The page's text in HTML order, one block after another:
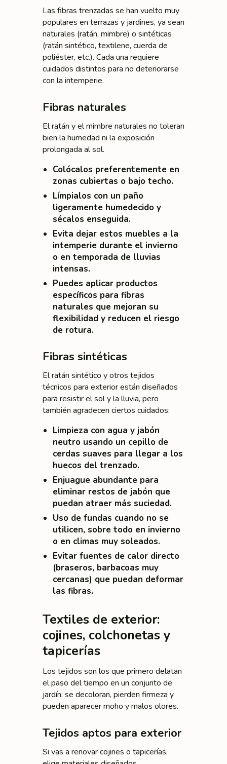
Las fibras trenzadas se han vuelto muy
populares en terrazas y jardines, ya sean
naturales (ratán, mimbre) o sintéticas
(ratán sintético, textilene, cuerda de
poliéster, etc.). Cada una requiere
cuidados distintos para no deteriorarse
con la intemperie.
Fibras naturales
El ratán y el mimbre naturales no toleran
bien la humedad ni la exposición
prolongada al sol.
Colócalos preferentemente en
zonas cubiertas o bajo techo.
Límpialos con un paño
ligeramente humedecido y
sécalos enseguida.
Evita dejar estos muebles a la
intemperie durante el invierno
o en temporada de lluvias
intensas.
Puedes aplicar productos
específicos para fibras
naturales que mejoran su
flexibilidad y reducen el riesgo
de rotura.
Fibras sintéticas
El ratán sintético y otros tejidos
técnicos para exterior están diseñados
para resistir el sol y la lluvia, pero
también agradecen ciertos cuidados:
Limpieza con agua y jabón
neutro usando un cepillo de
cerdas suaves para llegar a los
huecos del trenzado.
Enjuague abundante para
eliminar restos de jabón que
puedan atraer más suciedad.
Uso de fundas cuando no se
utilicen, sobre todo en invierno
o en climas muy soleados.
Evitar fuentes de calor directo
(braseros, barbacoas muy
cercanas) que puedan deformar
las fibras.
Textiles de exterior:
cojines, colchonetas y
tapicerías
Los tejidos son los que primero delatan
el paso del tiempo en un conjunto de
jardín: se decoloran, pierden firmeza y
pueden aparecer moho y malos olores.
Tejidos aptos para exterior
Si vas a renovar cojines o tapicerías,